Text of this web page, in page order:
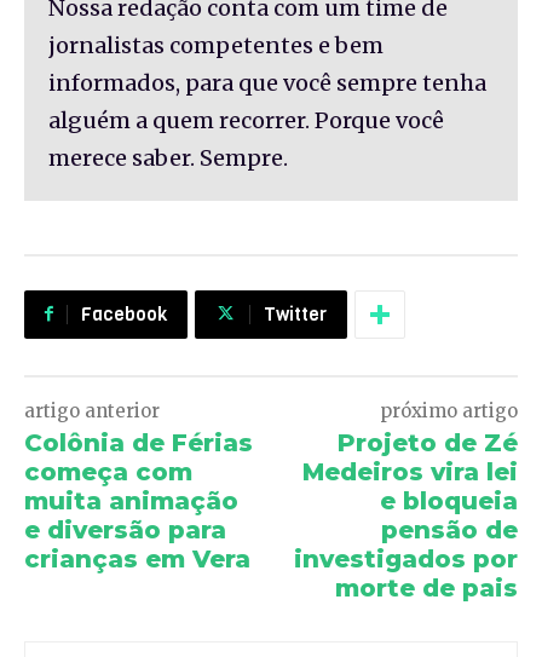
Nossa redação conta com um time de
jornalistas competentes e bem
informados, para que você sempre tenha
alguém a quem recorrer. Porque você
merece saber. Sempre.
Facebook Twitter
artigo anterior
Colônia de Férias
começa com
muita animação
e diversão para
crianças em Vera
próximo artigo
Projeto de Zé
Medeiros vira lei
e bloqueia
pensão de
investigados por
morte de pais